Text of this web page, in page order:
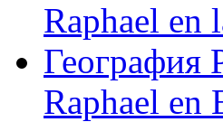
Raphael en
География
Raphael en